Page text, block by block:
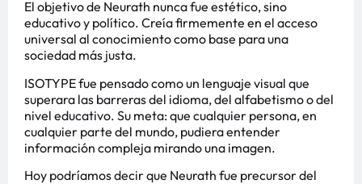
El objetivo de Neurath nunca fue estético, sino
educativo y político. Creía firmemente en el acceso
universal al conocimiento como base para una
sociedad más justa.
ISOTYPE fue pensado como un lenguaje visual que
superara las barreras del idioma, del alfabetismo o del
nivel educativo. Su meta: que cualquier persona, en
cualquier parte del mundo, pudiera entender
información compleja mirando una imagen.
Hoy podríamos decir que Neurath fue precursor del